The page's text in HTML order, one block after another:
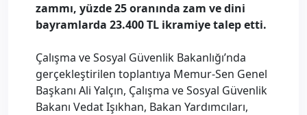
zammı, yüzde 25 oranında zam ve dini
bayramlarda 23.400 TL ikramiye talep etti.
Çalışma ve Sosyal Güvenlik Bakanlığı’nda
gerçekleştirilen toplantıya Memur-Sen Genel
Başkanı Ali Yalçın, Çalışma ve Sosyal Güvenlik
Bakanı Vedat Işıkhan, Bakan Yardımcıları,